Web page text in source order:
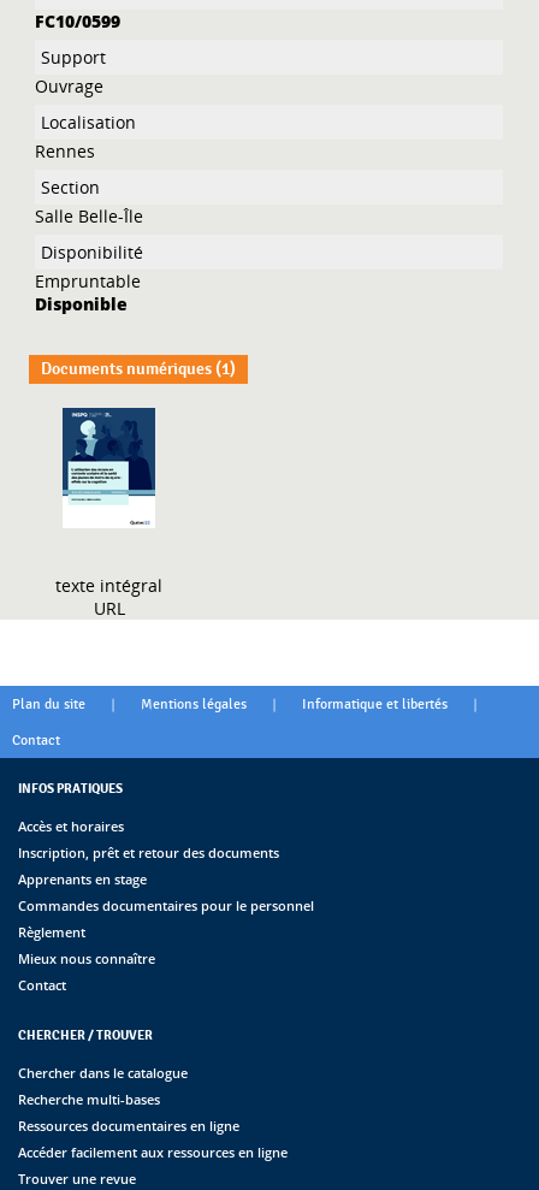
FC10/0599
Ouvrage
Rennes
Salle Belle-Île
Empruntable
Disponible
Documents numériques (1)
texte intégral
URL
Plan du site | Mentions légales | Informatique et libertés |
Contact
INFOS PRATIQUES
Accès et horaires
Inscription, prêt et retour des documents
Apprenants en stage
Commandes documentaires pour le personnel
Règlement
Mieux nous connaître
Contact
CHERCHER / TROUVER
Chercher dans le catalogue
Recherche multi-bases
Ressources documentaires en ligne
Accéder facilement aux ressources en ligne
Trouver une revue